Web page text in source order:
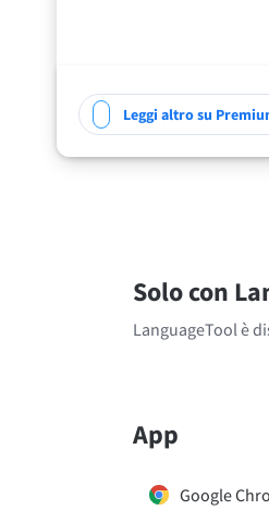
Leggi altro su
Solo con
LanguageTool è
App
Google